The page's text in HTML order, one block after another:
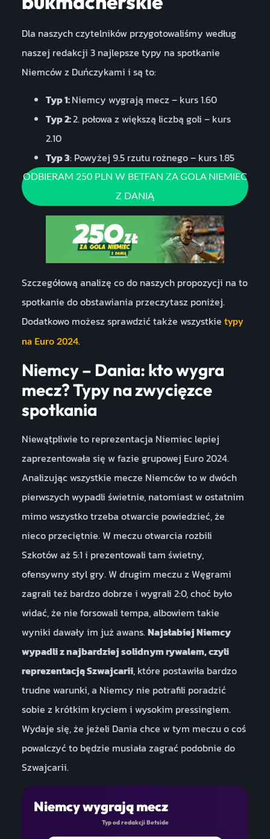
Dla naszych czytelników przygotowaliśmy według
naszej redakcji 3 najlepsze typy na spotkanie
Niemców z Duńczykami i są to:
Typ 1:Niemcy wygrają mecz – kurs 1.60
Typ 2:2. połowa z większą liczbą goli – kurs
2.10
Typ 3: Powyżej 9.5 rzutu rożnego – kurs 1.85
ODBIERAM 250 PLN W BETFAN ZA GOLA NIEMIEC
Z DANIĄ
Szczegółową analizę co do naszych propozycji na to
spotkanie do obstawiania przeczytasz poniżej.
Dodatkowo możesz sprawdzić także wszystkie typy
na Euro 2024.
Niemcy – Dania: kto wygra
mecz? Typy na zwycięzce
spotkania
Niewątpliwie to reprezentacja Niemiec lepiej
zaprezentowała się w fazie grupowej Euro 2024.
Analizując wszystkie mecze Niemców to w dwóch
pierwszych wypadli świetnie, natomiast w ostatnim
mimo wszystko trzeba otwarcie powiedzieć, że
nieco przeciętnie. W meczu otwarcia rozbili
Szkotów aż 5:1 i prezentowali tam świetny,
ofensywny styl gry. W drugim meczu z Węgrami
zagrali też bardzo dobrze i wygrali 2:0, choć było
widać, że nie forsowali tempa, albowiem takie
wyniki dawały im już awans.Najsłabiej Niemcy
wypadli z najbardziej solidnym rywalem, czyli
reprezentacją Szwajcarii, które postawiła bardzo
trudne warunki, a Niemcy nie potrafili poradzić
sobie z krótkim kryciem i wysokim pressingiem.
Wydaje się, że jeżeli Dania chce w tym meczu o coś
powalczyć to będzie musiała zagrać podobnie do
Szwajcarii.
Niemcy wygrają mecz
Typ od redakcji Betside